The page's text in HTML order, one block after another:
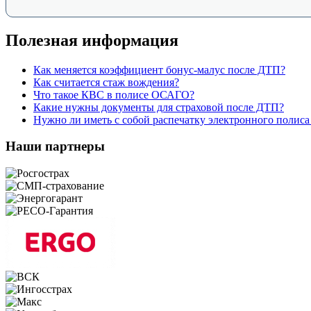
Полезная информация
Как меняется коэффициент бонус-малус после ДТП?
Как считается стаж вождения?
Что такое КВС в полисе ОСАГО?
Какие нужны документы для страховой после ДТП?
Нужно ли иметь с собой распечатку электронного
Наши партнеры